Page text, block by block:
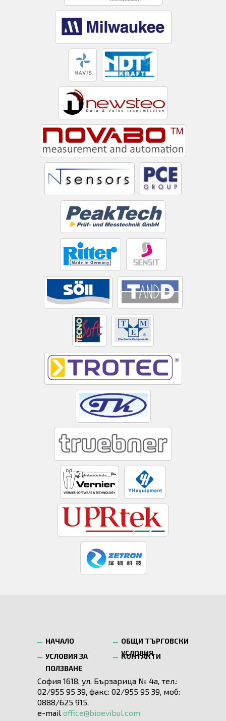
НАЧАЛО
ОБЩИ ТЪРГОВСКИ
УСЛОВИЯ
УСЛОВИЯ ЗА
ПОЛЗВАНЕ
КОНТАКТИ
София 1618, ул. Бързарица № 4а, тел.:
02/955 95 39, факс: 02/955 95 39, моб:
0888/625 915,
e-mail office@bioevibul.com